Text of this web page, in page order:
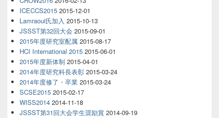
ICECCS2015 2015-12-01
Lamraoui氏加入 2015-10-13
JSSST第32回大会 2015-09-01
2015年度研究室配属 2015-08-17
HCI International 2015 2015-06-01
2015年度新体制 2015-04-01
2014年度研究科長表彰 2015-03-24
2014年度修了・卒業 2015-03-24
SCSE2015 2015-02-17
WISS2014 2014-11-18
JSSST第31回大会学生奨励賞 2014-09-19